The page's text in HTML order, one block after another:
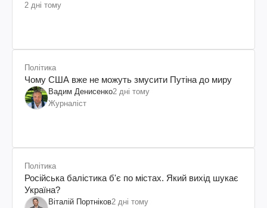
2 дні тому
Політика
Чому США вже не можуть змусити Путіна до миру
Вадим Денисенко2 дні тому
Журналіст
Політика
Російська балістика б'є по містах. Який вихід шукає
Україна?
Віталій Портніков2 дні тому